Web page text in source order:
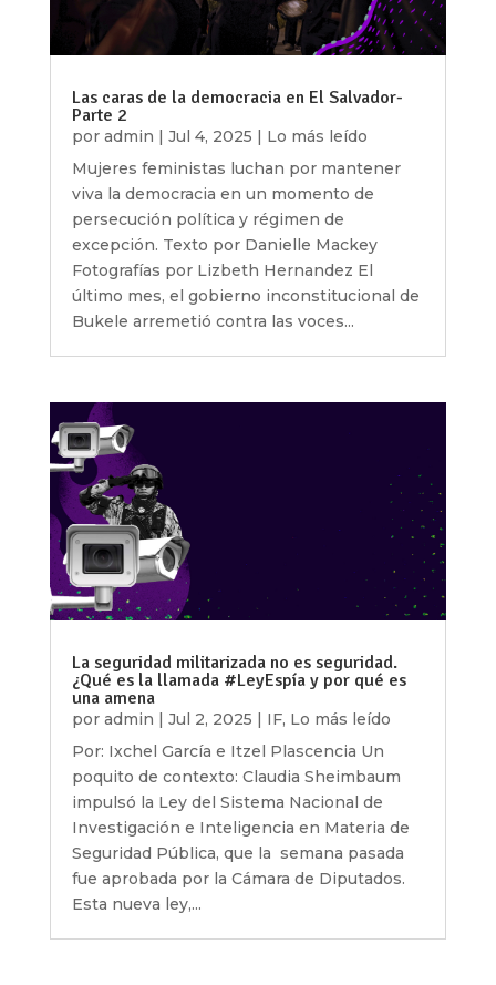
Las caras de la democracia en El Salvador-
Parte 2
por admin | Jul 4, 2025 | Lo más leído
Mujeres feministas luchan por mantener
viva la democracia en un momento de
persecución política y régimen de
excepción. Texto por Danielle Mackey
Fotografías por Lizbeth Hernandez El
último mes, el gobierno inconstitucional de
Bukele arremetió contra las voces...
La seguridad militarizada no es seguridad.
¿Qué es la llamada #LeyEspía y por qué es
una amena
por admin | Jul 2, 2025 | IF, Lo más leído
Por: Ixchel García e Itzel Plascencia Un
poquito de contexto: Claudia Sheimbaum
impulsó la Ley del Sistema Nacional de
Investigación e Inteligencia en Materia de
Seguridad Pública, que la semana pasada
fue aprobada por la Cámara de Diputados.
Esta nueva ley,...